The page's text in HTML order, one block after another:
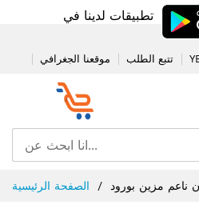
تطبيقات لدينا في
موقعنا الجغرافي تتبع الطلب
إلى
الصفحة الرئيسية ناعم مزين بورود